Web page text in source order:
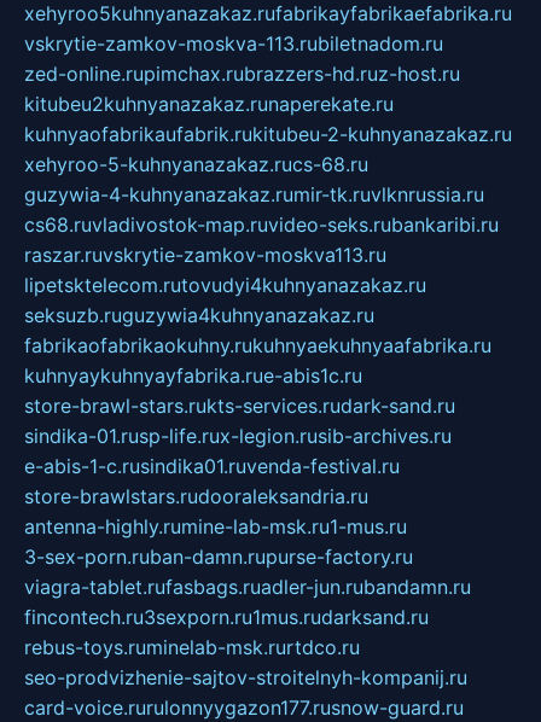
xehyroo5kuhnyanazakaz.rufabrikayfabrikaefabrika.ru
vskrytie-zamkov-moskva-113.rubiletnadom.ru
zed-online.rupimchax.rubrazzers-hd.ruz-host.ru
kitubeu2kuhnyanazakaz.runaperekate.ru
kuhnyaofabrikaufabrik.rukitubeu-2-kuhnyanazakaz.ru
xehyroo-5-kuhnyanazakaz.rucs-68.ru
guzywia-4-kuhnyanazakaz.rumir-tk.ruvlknrussia.ru
cs68.ruvladivostok-map.ruvideo-seks.rubankaribi.ru
raszar.ruvskrytie-zamkov-moskva113.ru
lipetsktelecom.rutovudyi4kuhnyanazakaz.ru
seksuzb.ruguzywia4kuhnyanazakaz.ru
fabrikaofabrikaokuhny.rukuhnyaekuhnyaafabrika.ru
kuhnyaykuhnyayfabrika.rue-abis1c.ru
store-brawl-stars.rukts-services.rudark-sand.ru
sindika-01.rusp-life.rux-legion.rusib-archives.ru
e-abis-1-c.rusindika01.ruvenda-festival.ru
store-brawlstars.rudooraleksandria.ru
antenna-highly.rumine-lab-msk.ru1-mus.ru
3-sex-porn.ruban-damn.rupurse-factory.ru
viagra-tablet.rufasbags.ruadler-jun.rubandamn.ru
fincontech.ru3sexporn.ru1mus.rudarksand.ru
rebus-toys.ruminelab-msk.rurtdco.ru
seo-prodvizhenie-sajtov-stroitelnyh-kompanij.ru
card-voice.rurulonnyygazon177.rusnow-guard.ru